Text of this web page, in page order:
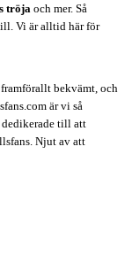
tröja och mer. Så
Vi är alltid här för
bekvämt, och
är vi så
dedikerade till att
Njut av att